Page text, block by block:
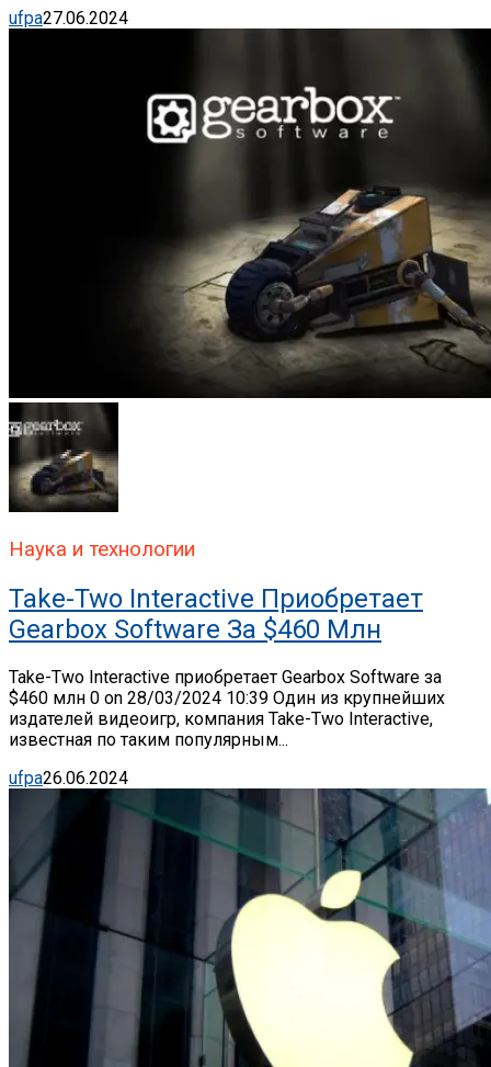
ufpa27.06.2024
Наука и технологии
Take-Two Interactive Приобретает
Gearbox Software За $460 Млн
Take-Two Interactive приобретает Gearbox Software за
$460 млн 0 on 28/03/2024 10:39 Один из крупнейших
издателей видеоигр, компания Take-Two Interactive,
известная по таким популярным...
ufpa26.06.2024